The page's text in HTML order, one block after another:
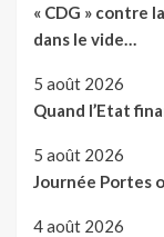
« CDG » contre
dans le vide…
5 août 2026
Quand l’Etat
5 août 2026
Journée Portes
4 août 2026